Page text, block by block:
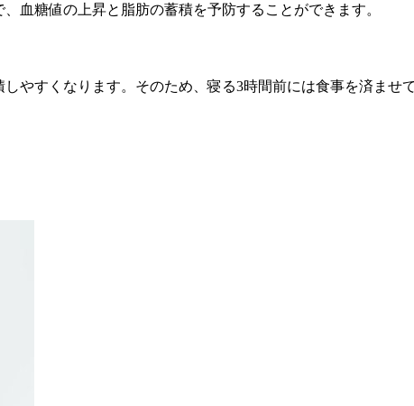
血糖値の上昇と脂肪の蓄積を予防することができます。
やすくなります。そのため、寝る3時間前には食事を済ませ